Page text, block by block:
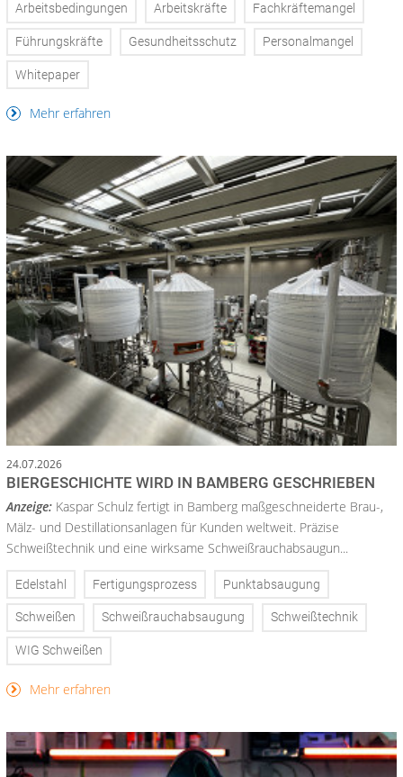
Arbeitsbedingungen Arbeitskräfte Fachkräftemangel
Führungskräfte Gesundheitsschutz Personalmangel
Whitepaper
Mehr erfahren
24.07.2026
BIERGESCHICHTE WIRD IN BAMBERG GESCHRIEBEN
Anzeige: Kaspar Schulz fertigt in Bamberg maßgeschneiderte Brau-,
Mälz- und Destillationsanlagen für Kunden weltweit. Präzise
Schweißtechnik und eine wirksame Schweißrauchabsaugun...
Edelstahl Fertigungsprozess Punktabsaugung
Schweißen Schweißrauchabsaugung Schweißtechnik
WIG Schweißen
Mehr erfahren